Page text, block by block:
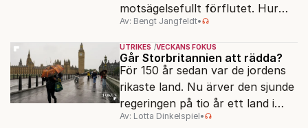
motsägelsefullt förflutet. Hur
kunde två revolutioner förändra
hela samhället – utan att rubba
den ryska statsidén?
Av: Bengt Jangfeldt•
UTRIKES VECKANS FOKUS
Går Storbritannien att rädda?
För 150 år sedan var de jordens
rikaste land. Nu ärver den sjunde
regeringen på tio år ett land i
politiskt och ekonomiskt kaos.
Av: Lotta Dinkelspiel•